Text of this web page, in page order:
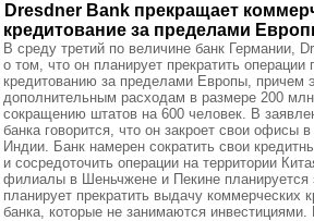
Dresdner Bank прекращает
кредитование за пределами
В среду третий по величине банк Германии,
о том, что он планирует прекратить
кредитованию за пределами Европы, причем
дополнительным расходам в размере 200
сокращению штатов на 600 человек. В
банка говорится, что он закроет свои офисы
Индии. Банк намерен сократить свои
и сосредоточить операции на территории
филиалы в Шеньчжене и Пекине планируется
планирует прекратить выдачу коммерческих
банка, которые не занимаются